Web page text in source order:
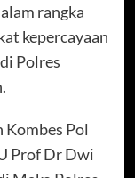
rangka
kepercayaan
Polres
Pol
Prof Dr Dwi